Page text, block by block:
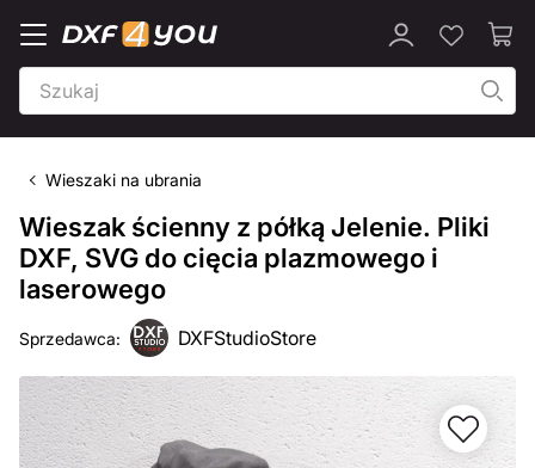
Wieszaki na ubrania
Wieszak ścienny z półką Jelenie. Pliki
DXF, SVG do cięcia plazmowego i
laserowego
Sprzedawca: DXFStudioStore